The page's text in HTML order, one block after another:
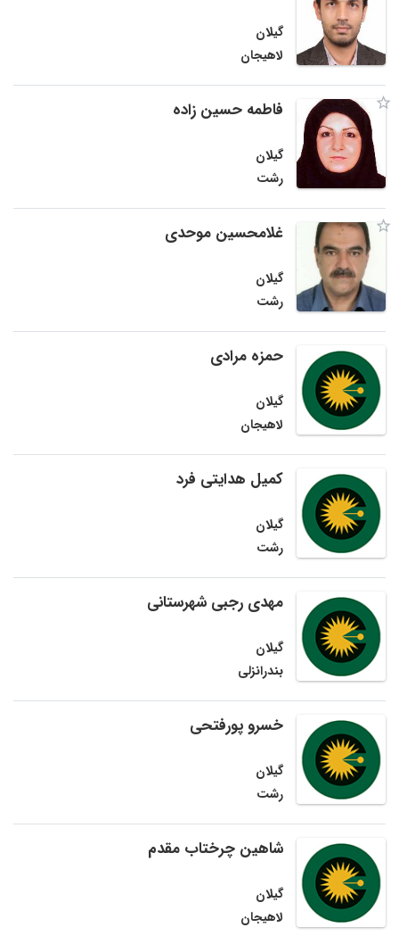
گیلان
لاهیجان
فاطمه حسین ‌زاده
گیلان
رشت
غلامحسین موحدی
گیلان
رشت
حمزه مرادی
گیلان
لاهیجان
کمیل هدایتی فرد
گیلان
رشت
مهدی رجبی شهرستانی
گیلان
بندرانزلی
خسرو پورفتحی
گیلان
رشت
شاهین چرختاب مقدم
گیلان
لاهیجان